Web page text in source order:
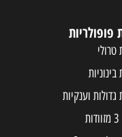
פופולריות
טרולי
בינוניות
גדולות וענקיות